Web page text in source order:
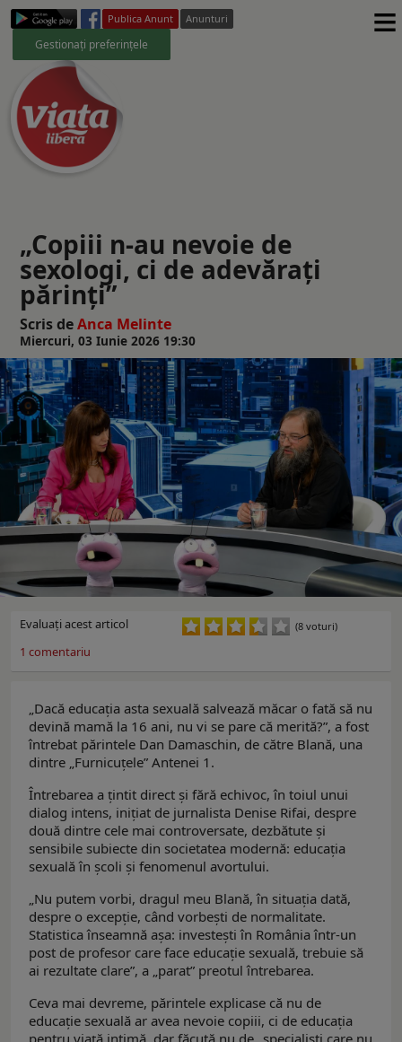
Publica Anunt Anunturi
Gestionați preferințele ≡
„Copiii n-au nevoie de
sexologi, ci de adevărați
părinți”
Scris deAnca Melinte
Miercuri, 03 Iunie 2026 19:30
Evaluaţi acest articol (8 voturi)
1 comentariu
„Dacă educația asta sexuală salvează măcar o fată să nu
devină mamă la 16 ani, nu vi se pare că merită?”, a fost
întrebat părintele Dan Damaschin, de către Blană, una
dintre „Furnicuțele” Antenei 1.
Întrebarea a țintit direct și fără echivoc, în toiul unui
dialog intens, inițiat de jurnalista Denise Rifai, despre
două dintre cele mai controversate, dezbătute și
sensibile subiecte din societatea modernă: educația
sexuală în școli și fenomenul avortului.
„Nu putem vorbi, dragul meu Blană, în situația dată,
despre o excepție, când vorbești de normalitate.
Statistica înseamnă așa: investești în România într-un
post de profesor care face educație sexuală, trebuie să
ai rezultate clare”, a „parat” preotul întrebarea.
Ceva mai devreme, părintele explicase că nu de
educație sexuală ar avea nevoie copiii, ci de educația